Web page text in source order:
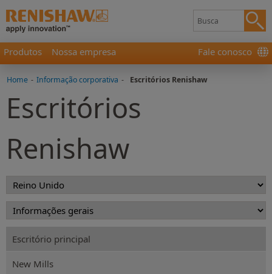
Produtos Nossa empresa Fale conosco
Home - Informação corporativa - Escritórios Renishaw
Escritórios
Renishaw
Escritório principal
New Mills